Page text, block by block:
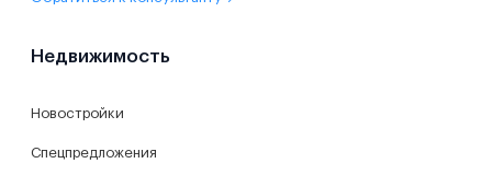
Недвижимость
Новостройки
Спецпредложения